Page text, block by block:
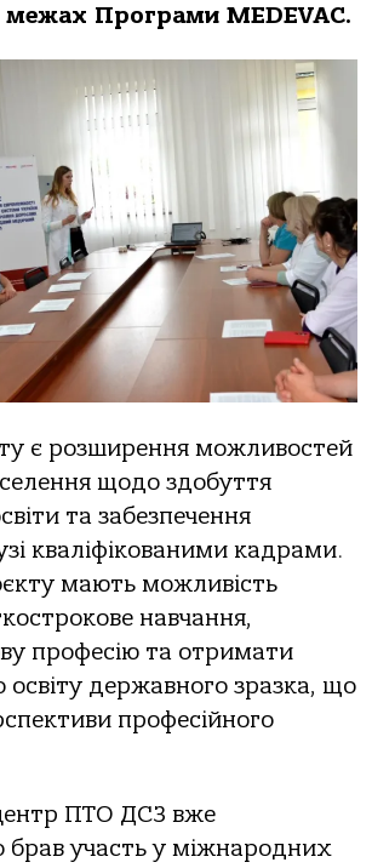
межах Програми MEDEVAC.
є розширення можливостей
щодо здобуття
та забезпечення
кваліфікованими кадрами.
мають можливість
навчання,
професію та отримати
державного зразка, що
професійного
ПТО ДСЗ вже
брав участь у міжнародних